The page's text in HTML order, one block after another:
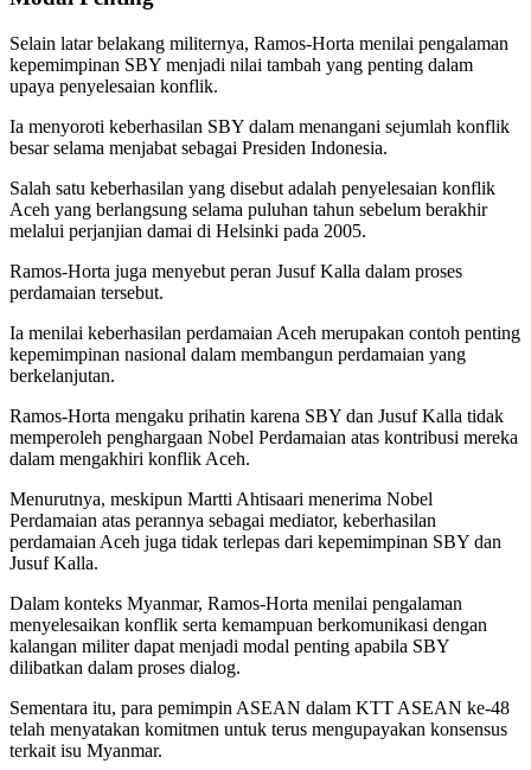
Selain latar belakang militernya, Ramos-Horta menilai pengalaman
kepemimpinan SBY menjadi nilai tambah yang penting dalam
upaya penyelesaian konflik.
Ia menyoroti keberhasilan SBY dalam menangani sejumlah konflik
besar selama menjabat sebagai Presiden Indonesia.
Salah satu keberhasilan yang disebut adalah penyelesaian konflik
Aceh yang berlangsung selama puluhan tahun sebelum berakhir
melalui perjanjian damai di Helsinki pada 2005.
Ramos-Horta juga menyebut peran Jusuf Kalla dalam proses
perdamaian tersebut.
Ia menilai keberhasilan perdamaian Aceh merupakan contoh penting
kepemimpinan nasional dalam membangun perdamaian yang
berkelanjutan.
Ramos-Horta mengaku prihatin karena SBY dan Jusuf Kalla tidak
memperoleh penghargaan Nobel Perdamaian atas kontribusi mereka
dalam mengakhiri konflik Aceh.
Menurutnya, meskipun Martti Ahtisaari menerima Nobel
Perdamaian atas perannya sebagai mediator, keberhasilan
perdamaian Aceh juga tidak terlepas dari kepemimpinan SBY dan
Jusuf Kalla.
Dalam konteks Myanmar, Ramos-Horta menilai pengalaman
menyelesaikan konflik serta kemampuan berkomunikasi dengan
kalangan militer dapat menjadi modal penting apabila SBY
dilibatkan dalam proses dialog.
Sementara itu, para pemimpin ASEAN dalam KTT ASEAN ke-48
telah menyatakan komitmen untuk terus mengupayakan konsensus
terkait isu Myanmar.